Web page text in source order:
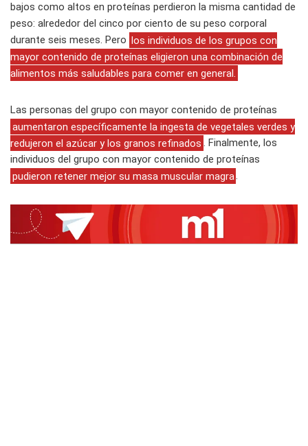
bajos como altos en proteínas perdieron la misma cantidad de
peso: alrededor del cinco por ciento de su peso corporal
durante seis meses. Pero los individuos de los grupos con
mayor contenido de proteínas eligieron una combinación de
alimentos más saludables para comer en general.
Las personas del grupo con mayor contenido de proteínas
aumentaron específicamente la ingesta de vegetales verdes y
redujeron el azúcar y los granos refinados . Finalmente, los
individuos del grupo con mayor contenido de proteínas
pudieron retener mejor su masa muscular magra.